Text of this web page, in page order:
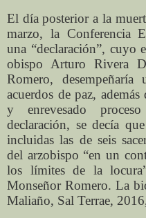
El día posterior a la
marzo, la Conferencia
una “declaración”, cuyo
obispo Arturo Rivera
Romero,
acuerdos de paz,
y enrevesado
declaración, se decía
incluidas las de seis
del arzobispo “en un
los límites de la
Monseñor Romero. La
Maliaño, Sal Terrae,